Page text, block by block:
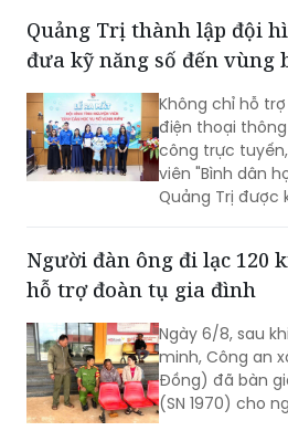
Chương trình sẽ
tháng 8/2026.
Quảng Trị thành lập đội
đưa kỹ năng số đến vùng
Không chỉ hỗ
điện thoại
công trực
viên "Bình dân
Quảng Trị được
khu vực biên
Người đàn ông đi lạc 120
hỗ trợ đoàn tụ gia đình
Ngày 6/8, sau
minh, Công an
Đồng) đã bàn
(SN 1970) cho